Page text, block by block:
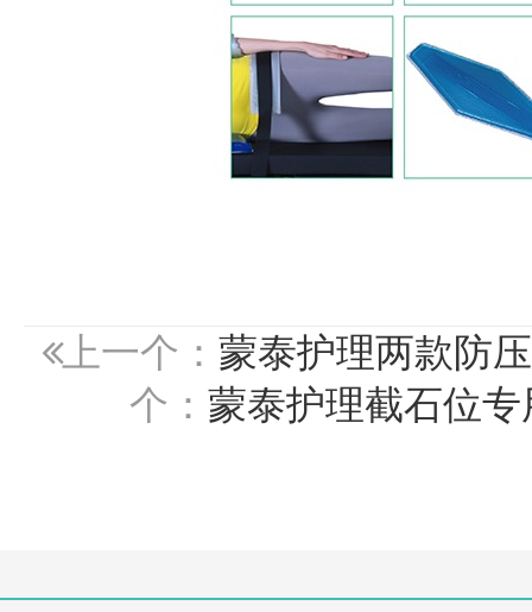
上一个： 蒙泰护理两款防
个： 蒙泰护理截石位